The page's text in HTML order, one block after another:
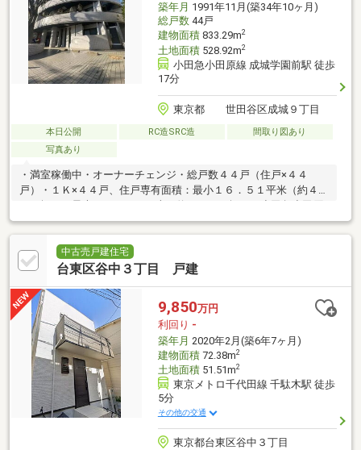
築年月 1991年11月(築34年10ヶ月)
総戸数44戸
建物面積833.29m2
土地面積528.92m2
小田急小田原線 成城学園前駅 徒歩
17分
東京都 世田谷区成城９丁目
本日公開 RC造SRC造
間取り図あり
写真あり
・満室稼働中・オーナーチェンジ・総戸数４４戸（住戸×４４
戸）・１Ｋ×４４戸、住戸専有面積：最小１６．５１平米（約４．
線「成城学園前」駅バス４分「都立総合工科高校前」停徒歩３分
も利用可
中古売戸建住宅
台東区谷中３丁目 戸建
9,850万円
利回り -
築年月 2020年2月(築6年7ヶ月)
建物面積72.38m2
土地面積51.51m2
東京メトロ千代田線 千駄木駅 徒歩
5分
その他の交通
東京都台東区谷中３丁目